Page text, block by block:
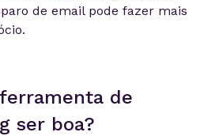
de email pode fazer mais
de
ser boa?